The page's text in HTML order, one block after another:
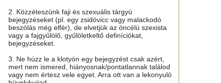
2. Közzéteszünk faji és szexuális tárgyú
bejegyzéseket (pl. egy zsidóvicc vagy malackodó
beszólás még elfér), de elvetjük az öncélú szexista
vagy a fajgyűlölő, gyűlöletkeltő definíciókat,
bejegyzéseket.
3. Ne húzz le a klotyón egy bejegyzést csak azért,
mert nem ismered, hiányosnak/pontatlannak találod
vagy nem értesz vele egyet. Arra ott van a lekonyuló